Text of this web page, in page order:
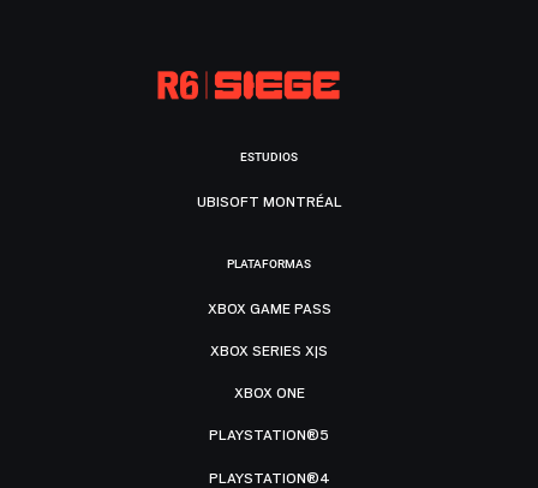
ESTUDIOS
UBISOFT MONTRÉAL
PLATAFORMAS
XBOX GAME PASS
XBOX SERIES X|S
XBOX ONE
PLAYSTATION®5
PLAYSTATION®4